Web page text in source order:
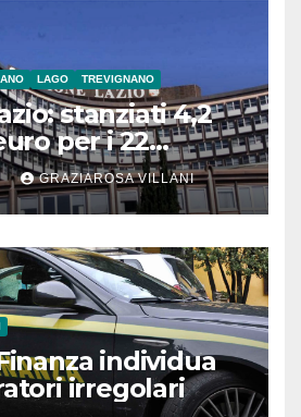
LAGO TREVIGNANO
stanziati 4,2
per i 22
GRAZIAROSA VILLANI
individua
irregolari